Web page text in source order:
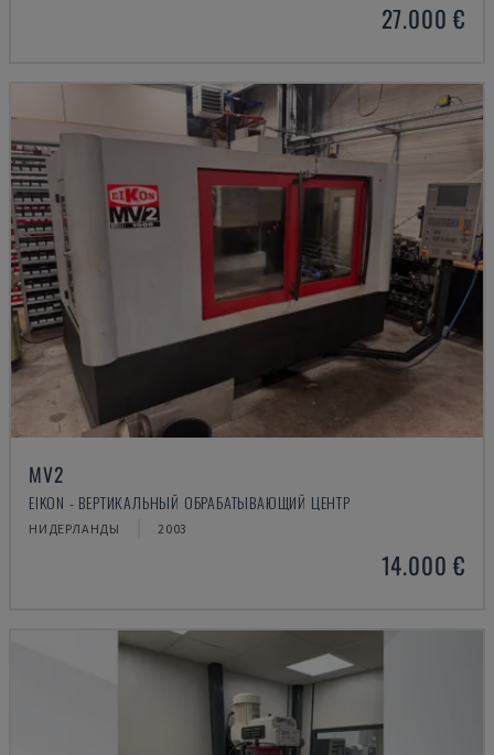
27.000 €
MV2
EIKON - ВЕРТИКАЛЬНЫЙ ОБРАБАТЫВАЮЩИЙ ЦЕНТР
НИДЕРЛАНДЫ 2003
14.000 €